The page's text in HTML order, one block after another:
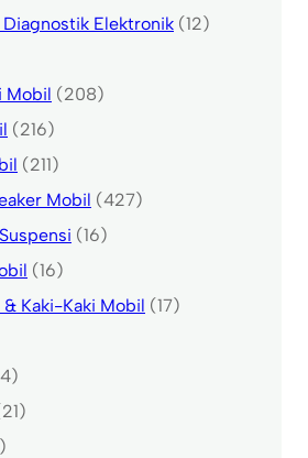
Elektronik (12)
Mobil (208)
(216)
(211)
Mobil (427)
(16)
(16)
Kaki-Kaki Mobil (17)